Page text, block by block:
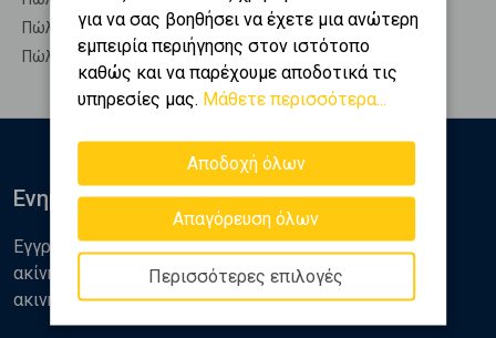
Πώληση Υπόσκαφα ΑΙΓΙΝΑ - Τζίκηδες
Πώληση Υπολ. υψουν ΑΙΓΙΝΑ - Τζίκηδες
για να σας βοηθήσει να έχετε μια ανώτερη
εμπειρία περιήγησης στον ιστότοπο
καθώς και να παρέχουμε αποδοτικά τις
υπηρεσίες μας. Μάθετε περισσότερα...
Αποδοχή όλων
Απαγόρευση όλων
Περισσότερες επιλογές
Ενημερωθείτε
Εγγραφείτε στο newsletter της Golden Home για νέα
ακίνητα, αναλύσεις και διάφορα θέματα της αγοράς
ακινήτων